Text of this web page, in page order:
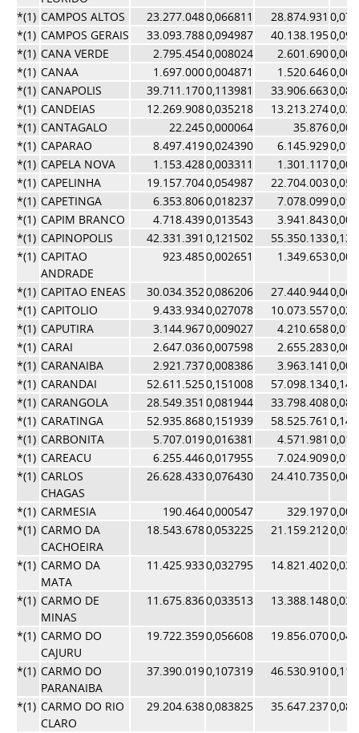
*(1) CAMPOS ALTOS 23.277.0480,066811 28.874.931
*(1) CAMPOS GERAIS 33.093.7880,094987 40.138.195
*(1) CANA VERDE 2.795.4540,008024 2.601.690
*(1) CANAA 1.697.0000,004871 1.520.646
*(1) CANAPOLIS 39.711.1700,113981 33.906.663
*(1) CANDEIAS 12.269.9080,035218 13.213.274
*(1) CANTAGALO 22.2450,000064 35.876
*(1) CAPARAO 8.497.4190,024390 6.145.929
*(1) CAPELA NOVA 1.153.4280,003311 1.301.117
*(1) CAPELINHA 19.157.7040,054987 22.704.003
*(1) CAPETINGA 6.353.8060,018237 7.078.099
*(1) CAPIM BRANCO 4.718.4390,013543 3.941.843
*(1) CAPINOPOLIS 42.331.391 0,121502 55.350.133
*(1) CAPITAO
ANDRADE
923.4850,002651 1.349.653
*(1) CAPITAO ENEAS 30.034.3520,086206 27.440.944
*(1) CAPITOLIO 9.433.9340,027078 10.073.557
*(1) CAPUTIRA 3.144.9670,009027 4.210.658
*(1) CARAI 2.647.0360,007598 2.655.283
*(1) CARANAIBA 2.921.7370,008386 3.963.141
*(1) CARANDAI 52.611.5250,151008 57.098.134
*(1) CARANGOLA 28.549.351 0,081944 33.798.408
*(1) CARATINGA 52.935.8680,151939 58.525.761
*(1) CARBONITA 5.707.0190,016381 4.571.981
*(1) CAREACU 6.255.4460,017955 7.024.909
*(1) CARLOS
CHAGAS
26.628.4330,076430 24.410.735
*(1) CARMESIA 190.4640,000547 329.197
*(1) CARMO DA
CACHOEIRA
18.543.6780,053225 21.159.212
*(1) CARMO DA
MATA
11.425.9330,032795 14.821.402
*(1) CARMO DE
MINAS
11.675.8360,033513 13.388.148
*(1) CARMO DO
CAJURU
19.722.3590,056608 19.856.070
*(1) CARMO DO
PARANAIBA
37.390.0190,107319 46.530.910
*(1) CARMO DO RIO
CLARO
29.204.6380,083825 35.647.237